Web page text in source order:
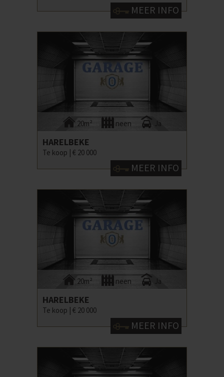
MEER INFO
20m² neen Ja
HARELBEKE
Te koop | € 20 000
MEER INFO
20m² neen Ja
HARELBEKE
Te koop | € 20 000
MEER INFO